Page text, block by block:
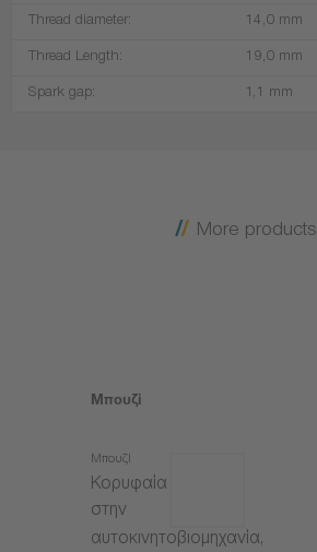
Thread diameter: 14,0 mm
Thread Length: 19,0 mm
Spark gap: 1,1 mm
More products
Μπουζί
Μπουζί
Κορυφαία
στην
αυτοκινητοβιομηχανία,